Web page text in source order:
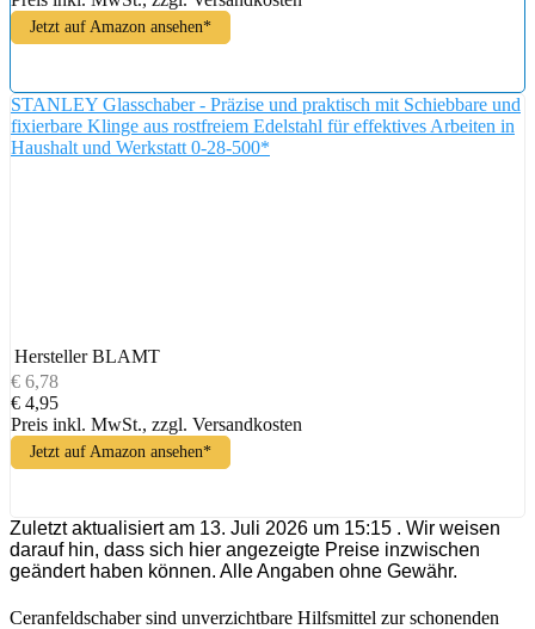
Jetzt auf Amazon ansehen*
STANLEY Glasschaber - Präzise und praktisch mit Schiebbare und
fixierbare Klinge aus rostfreiem Edelstahl für effektives Arbeiten in
Haushalt und Werkstatt 0-28-500*
Hersteller BLAMT
€ 6,78
€ 4,95
Preis inkl. MwSt., zzgl. Versandkosten
Jetzt auf Amazon ansehen*
Zuletzt aktualisiert am 13. Juli 2026 um 15:15 . Wir weisen
darauf hin, dass sich hier angezeigte Preise inzwischen
geändert haben können. Alle Angaben ohne Gewähr.
Ceranfeldschaber sind unverzichtbare Hilfsmittel zur schonenden